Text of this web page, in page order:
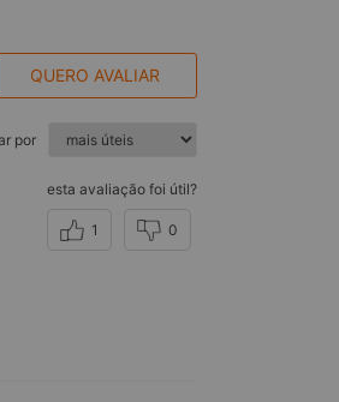
QUERO AVALIAR
por
esta avaliação foi útil?
1 0